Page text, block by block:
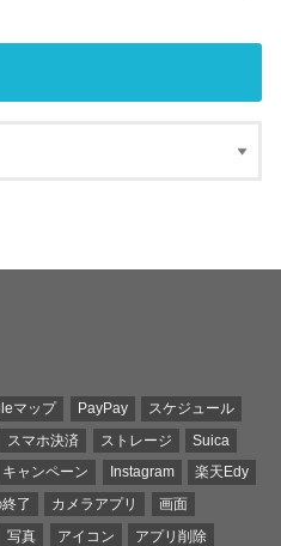
マップ PayPay
スケジュール
スマホ決済 ストレージ
Suica
キャンペーン Instagram
楽天Edy
了 カメラアプリ
画面
写真 アイコン
アプリ削除